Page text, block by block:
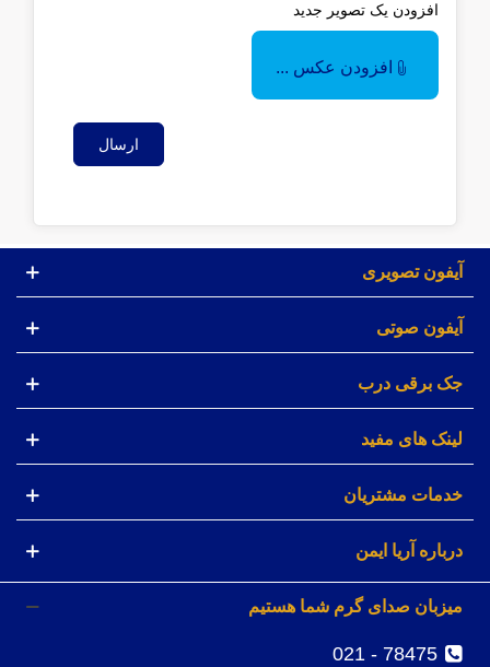
افزودن یک تصویر جدید
افزودن عکس ...
ارسال
آیفون تصویری
آیفون صوتی
جک برقی درب
لینک های مفید
خدمات مشتریان
درباره آریا ایمن
میزبان صدای گرم شما هستیم
78475 - 021